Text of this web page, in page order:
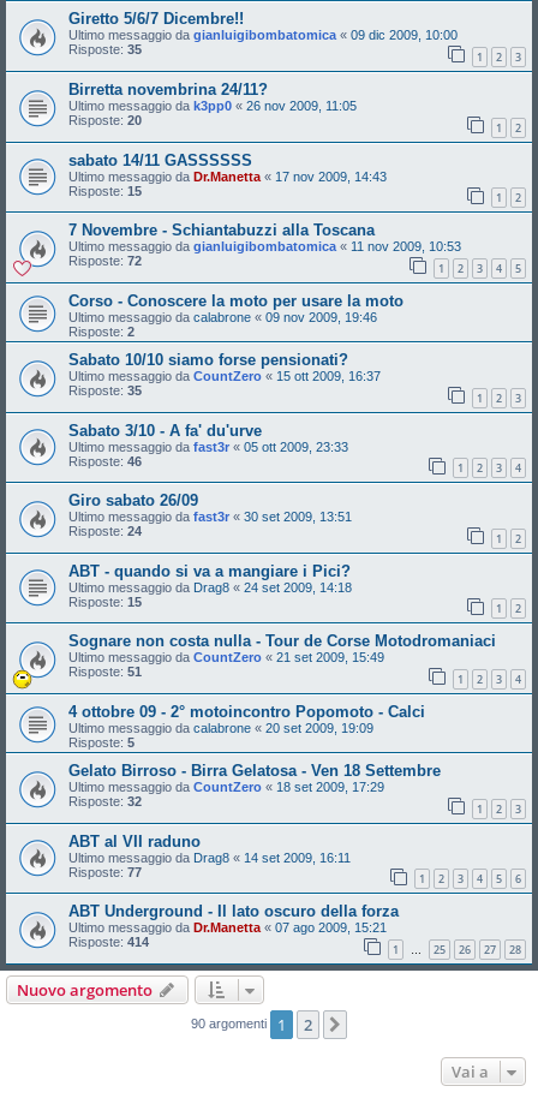
Giretto 5/6/7 Dicembre!!
Ultimo messaggio da gianluigibombatomica « 09 dic 2009, 10:00
Risposte: 35 1 2 3
Birretta novembrina 24/11?
Ultimo messaggio da k3pp0 « 26 nov 2009, 11:05
Risposte: 20 1 2
sabato 14/11 GASSSSSS
Ultimo messaggio da Dr.Manetta « 17 nov 2009, 14:43
Risposte: 15 1 2
7 Novembre - Schiantabuzzi alla Toscana
Ultimo messaggio da gianluigibombatomica « 11 nov 2009, 10:53
Risposte: 72 1 2 3 4 5
Corso - Conoscere la moto per usare la moto
Ultimo messaggio da calabrone « 09 nov 2009, 19:46
Risposte: 2
Sabato 10/10 siamo forse pensionati?
Ultimo messaggio da CountZero « 15 ott 2009, 16:37
Risposte: 35 1 2 3
Sabato 3/10 - A fa' du'urve
Ultimo messaggio da fast3r « 05 ott 2009, 23:33
Risposte: 46 1 2 3 4
Giro sabato 26/09
Ultimo messaggio da fast3r « 30 set 2009, 13:51
Risposte: 24 1 2
ABT - quando si va a mangiare i Pici?
Ultimo messaggio da Drag8 « 24 set 2009, 14:18
Risposte: 15 1 2
Sognare non costa nulla - Tour de Corse Motodromaniaci
Ultimo messaggio da CountZero « 21 set 2009, 15:49
Risposte: 51 1 2 3 4
4 ottobre 09 - 2° motoincontro Popomoto - Calci
Ultimo messaggio da calabrone « 20 set 2009, 19:09
Risposte: 5
Gelato Birroso - Birra Gelatosa - Ven 18 Settembre
Ultimo messaggio da CountZero « 18 set 2009, 17:29
Risposte: 32 1 2 3
ABT al VII raduno
Ultimo messaggio da Drag8 « 14 set 2009, 16:11
Risposte: 77 1 2 3 4 5 6
ABT Underground - Il lato oscuro della forza
Ultimo messaggio da Dr.Manetta « 07 ago 2009, 15:21
Risposte: 414 1 … 25 26 27 28
Nuovo argomento
90 argomenti 1 2
Vai a